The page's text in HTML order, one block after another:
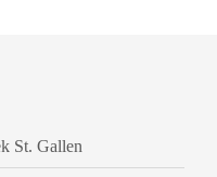
St. Gallen